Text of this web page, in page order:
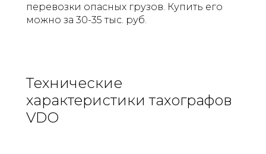
перевозки опасных грузов. Купить его
можно за 30-35 тыс. руб.
Технические
характеристики тахографов
VDO